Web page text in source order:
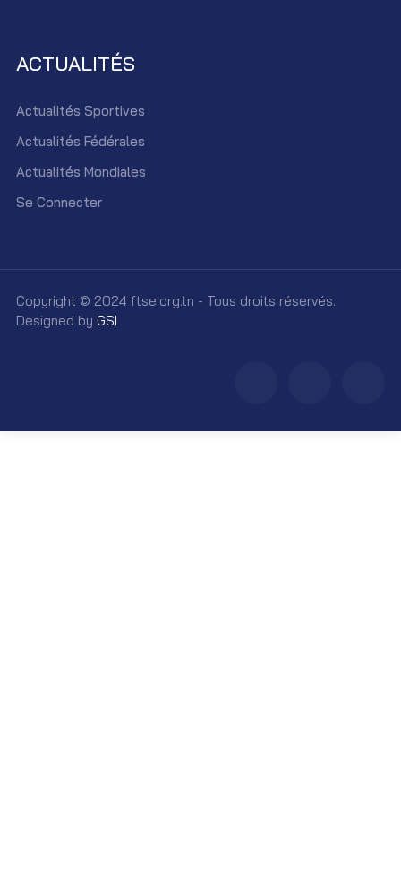
ACTUALITÉS
Actualités Sportives
Actualités Fédérales
Actualités Mondiales
Se Connecter
Copyright © 2024 ftse.org.tn - Tous droits réservés.
Designed by GSI